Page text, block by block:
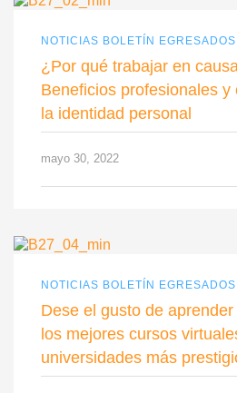
NOTICIAS BOLETÍN EGRESADOS
¿Por qué trabajar en
Beneficios profesionales y
la identidad personal
mayo 30, 2022
NOTICIAS BOLETÍN EGRESADOS
Dese el gusto de
los mejores cursos
universidades más